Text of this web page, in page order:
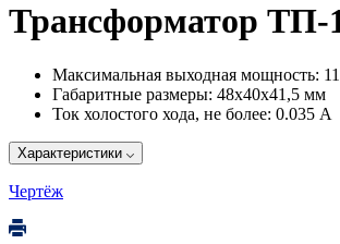
Трансформатор ТП-
Максимальная выходная мощность:
Габаритные размеры: 48х40х41,5 мм
Ток холостого хода, не более: 0.035 А
Характеристики
Чертёж